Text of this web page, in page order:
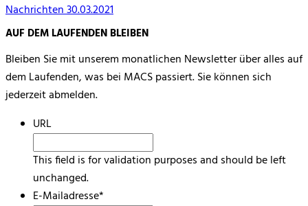
Nachrichten30.03.2021
AUF DEM LAUFENDEN BLEIBEN
Bleiben Sie mit unserem monatlichen Newsletter über alles auf
dem Laufenden, was bei MACS passiert. Sie können sich
jederzeit abmelden.
URL
This field is for validation purposes and should be left
unchanged.
E-Mailadresse*